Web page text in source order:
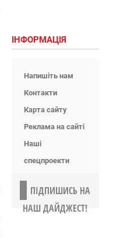
ІНФОРМАЦІЯ
Напишіть нам
Контакти
Карта сайту
Реклама на сайті
Наші
спецпроекти
ПІДПИШИСЬ НА
НАШ ДАЙДЖЕСТ!